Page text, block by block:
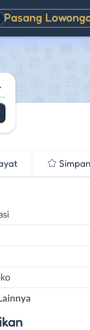
Pasang
Simpan